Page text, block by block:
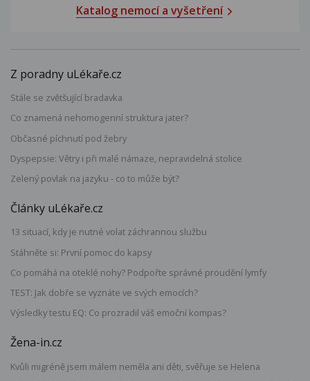
Katalog nemocí a vyšetření
Z poradny uLékaře.cz
Stále se zvětšující bradavka
Co znamená nehomogenní struktura jater?
Občasné píchnutí pod žebry
Dyspepsie: Větry i při malé námaze, nepravidelná stolice
Zelený povlak na jazyku - co to může být?
Články uLékaře.cz
13 situací, kdy je nutné volat záchrannou službu
Stáhněte si: První pomoc do kapsy
Co pomáhá na oteklé nohy? Podpořte správné proudění lymfy
TEST: Jak dobře se vyznáte ve svých emocích?
Výsledky testu EQ: Co prozradil váš emoční kompas?
Žena-in.cz
Kvůli migréně jsem málem neměla ani děti, svěřuje se Helena